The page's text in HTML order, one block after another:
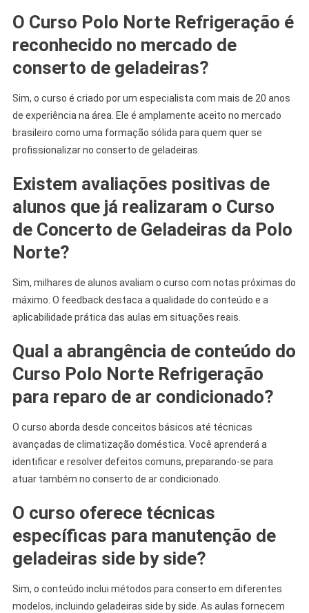
O Curso Polo Norte Refrigeração é
reconhecido no mercado de
conserto de geladeiras?
Sim, o curso é criado por um especialista com mais de 20 anos
de experiência na área. Ele é amplamente aceito no mercado
brasileiro como uma formação sólida para quem quer se
profissionalizar no conserto de geladeiras.
Existem avaliações positivas de
alunos que já realizaram o Curso
de Concerto de Geladeiras da Polo
Norte?
Sim, milhares de alunos avaliam o curso com notas próximas do
máximo. O feedback destaca a qualidade do conteúdo e a
aplicabilidade prática das aulas em situações reais.
Qual a abrangência de conteúdo do
Curso Polo Norte Refrigeração
para reparo de ar condicionado?
O curso aborda desde conceitos básicos até técnicas
avançadas de climatização doméstica. Você aprenderá a
identificar e resolver defeitos comuns, preparando-se para
atuar também no conserto de ar condicionado.
O curso oferece técnicas
específicas para manutenção de
geladeiras side by side?
Sim, o conteúdo inclui métodos para conserto em diferentes
modelos, incluindo geladeiras side by side. As aulas fornecem